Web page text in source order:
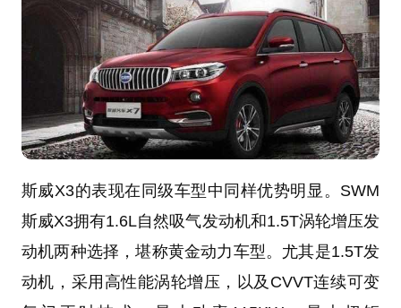
斯威X3的表现在同级车型中同样优势明显。SWM
斯威X3拥有1.6L自然吸气发动机和1.5T涡轮增压发
动机两种选择，堪称黄金动力车型。尤其是1.5T发
动机，采用高性能涡轮增压，以及CVVT连续可变